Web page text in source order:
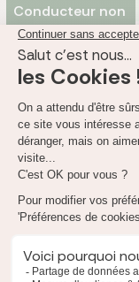
Conducteur non
malussé *
Conducteur
malussé * *